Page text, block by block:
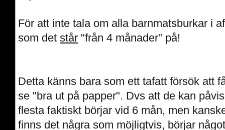
För att inte tala om alla barnmatsburkar i
som det står "från 4 månader" på!
Detta känns bara som ett tafatt försök att
se "bra ut på papper". Dvs att de kan
flesta faktiskt börjar vid 6 mån, men
finns det några som möjligtvis, börjar